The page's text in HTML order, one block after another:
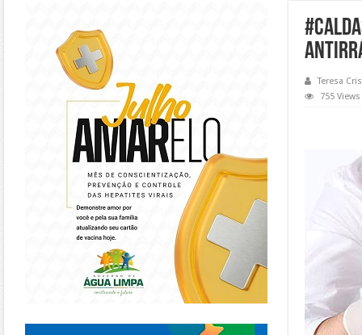
Teresa
755 Views
https://piracanjuba.go.gov.br/